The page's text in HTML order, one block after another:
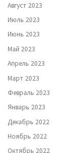
Август 2023
Июль 2023
Июнь 2023
Май 2023
Апрель 2023
Март 2023
Февраль 2023
Январь 2023
Декабрь 2022
Ноябрь 2022
Октябрь 2022